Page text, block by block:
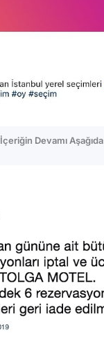
İçeriğin Devamı Aşağıda